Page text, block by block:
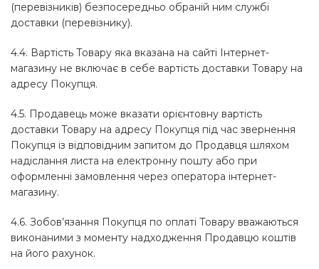
(перевізників) безпосередньо обраній ним службі
доставки (перевізнику).
4.4. Вартість Товару яка вказана на сайті Інтернет-
магазину не включає в себе вартість доставки Товару на
адресу Покупця.
4.5. Продавець може вказати орієнтовну вартість
доставки Товару на адресу Покупця під час звернення
Покупця із відповідним запитом до Продавця шляхом
надіслання листа на електронну пошту або при
оформленні замовлення через оператора інтернет-
магазину.
4.6. Зобов’язання Покупця по оплаті Товару вважаються
виконаними з моменту надходження Продавцю коштів
на його рахунок.